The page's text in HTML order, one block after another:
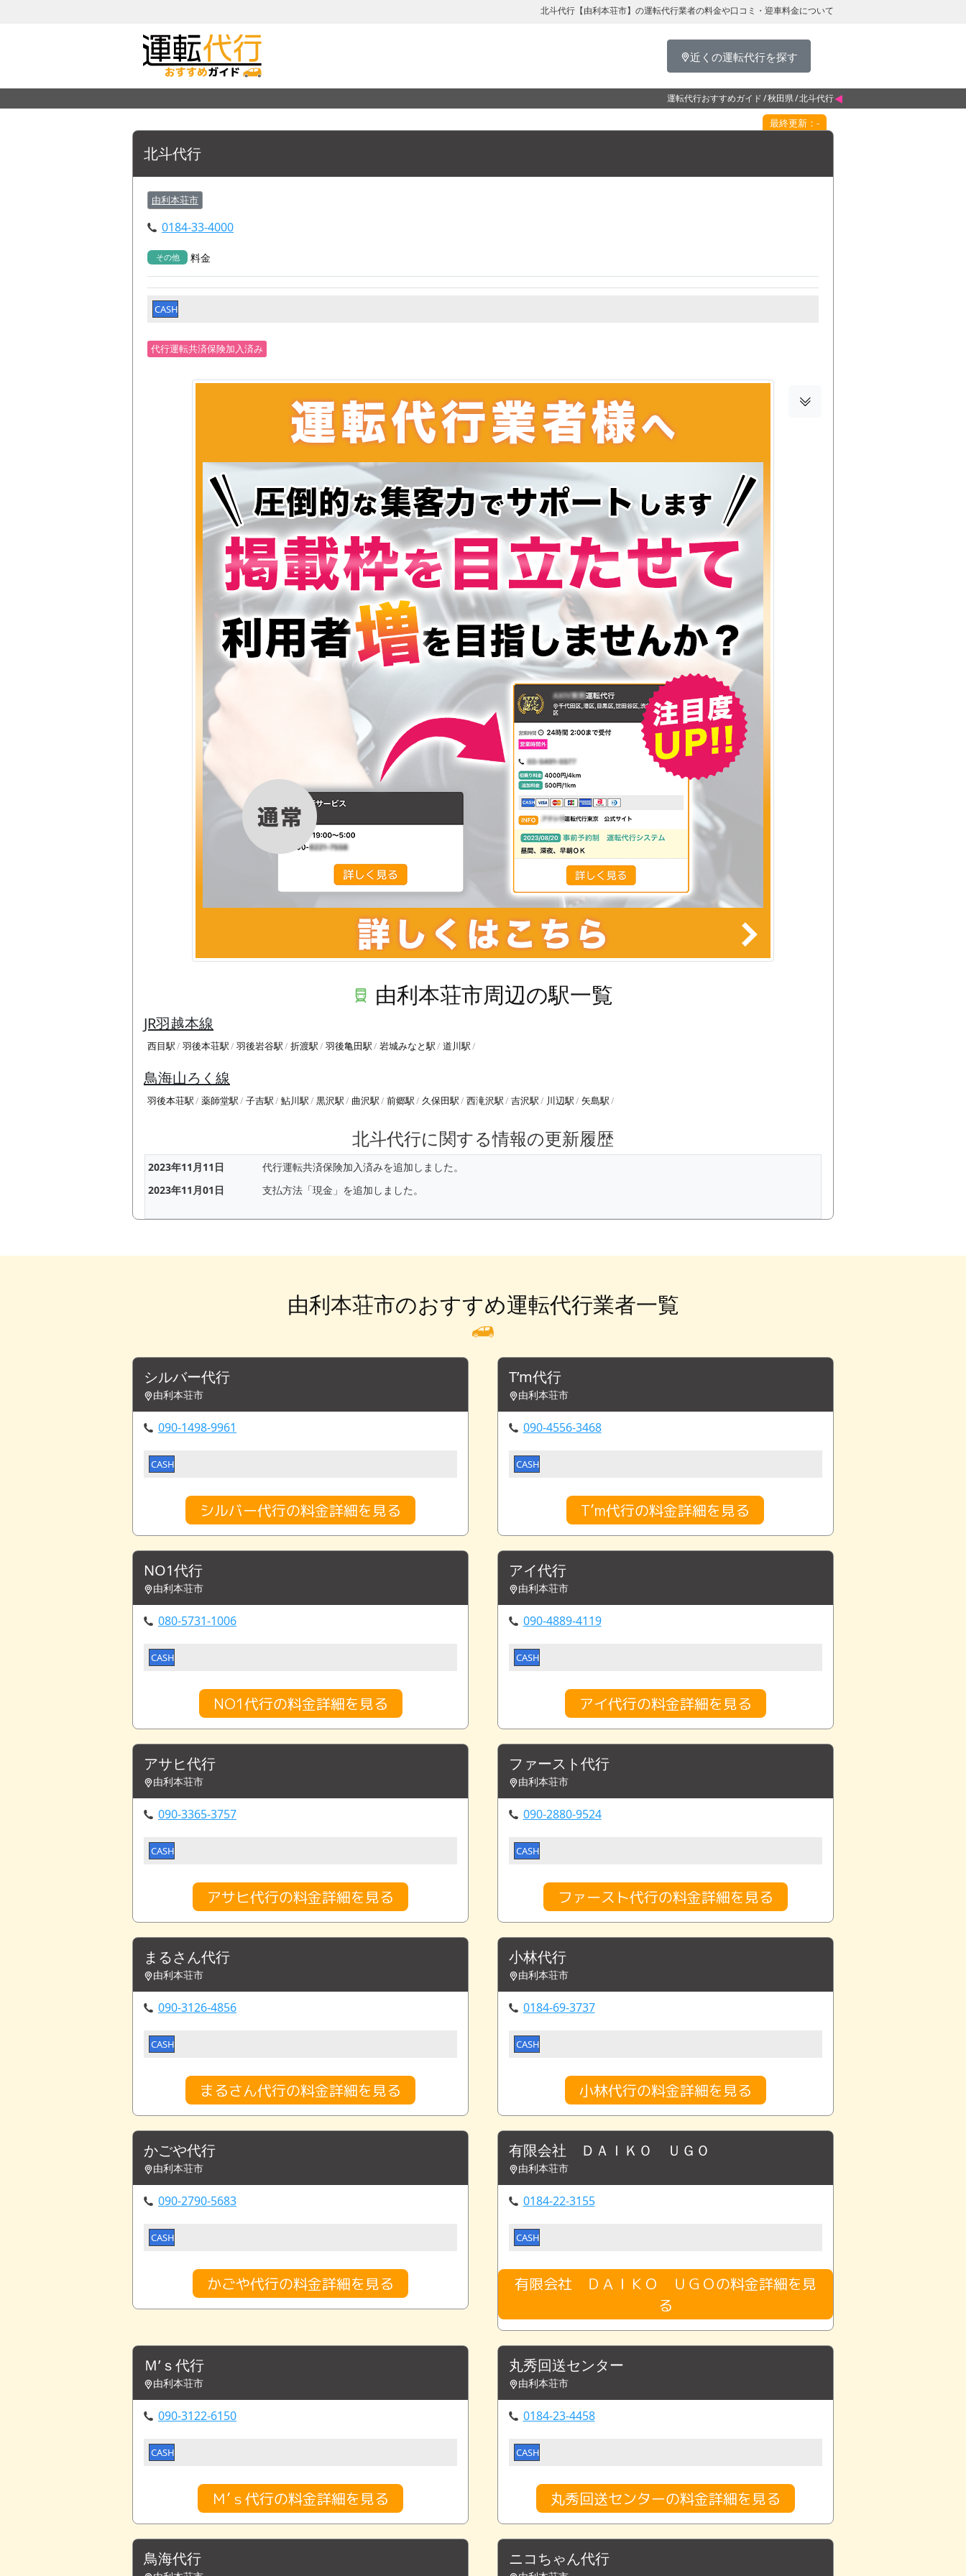
北斗代行【由利本荘市】の運転代行業者の料金や口コミ・迎車料金について
近くの運転代行を探す
運転代行おすすめガイド 秋田県 北斗代行
最終更新：-
北斗代行
由利本荘市
0184-33-4000
その他 料金
CASH
代行運転共済保険加入済み
由利本荘市周辺の駅一覧
JR羽越本線
西目駅 羽後本荘駅 羽後岩谷駅 折渡駅 羽後亀田駅 岩城みなと駅 道川駅
鳥海山ろく線
羽後本荘駅 薬師堂駅 子吉駅 鮎川駅 黒沢駅 曲沢駅 前郷駅 久保田駅 西滝沢駅 吉沢駅 川辺駅 矢島駅
北斗代行に関する情報の更新履歴
2023年11月11日
代行運転共済保険加入済みを追加しました。
2023年11月01日
支払方法「現金」を追加しました。
由利本荘市のおすすめ運転代行業者一覧
シルバー代行
由利本荘市
090-1498-9961
CASH
シルバー代行の料金詳細を見る
T’m代行
由利本荘市
090-4556-3468
CASH
T’m代行の料金詳細を見る
NO1代行
由利本荘市
080-5731-1006
CASH
NO1代行の料金詳細を見る
アイ代行
由利本荘市
090-4889-4119
CASH
アイ代行の料金詳細を見る
アサヒ代行
由利本荘市
090-3365-3757
CASH
アサヒ代行の料金詳細を見る
ファースト代行
由利本荘市
090-2880-9524
CASH
ファースト代行の料金詳細を見る
まるさん代行
由利本荘市
090-3126-4856
CASH
まるさん代行の料金詳細を見る
小林代行
由利本荘市
0184-69-3737
CASH
小林代行の料金詳細を見る
かごや代行
由利本荘市
090-2790-5683
CASH
かごや代行の料金詳細を見る
有限会社 ＤＡＩＫＯ ＵＧＯ
由利本荘市
0184-22-3155
CASH
有限会社 ＤＡＩＫＯ ＵＧＯの料金詳細を見
る
Ｍ’ｓ代行
由利本荘市
090-3122-6150
CASH
Ｍ’ｓ代行の料金詳細を見る
丸秀回送センター
由利本荘市
0184-23-4458
CASH
丸秀回送センターの料金詳細を見る
鳥海代行 ニコちゃん代行